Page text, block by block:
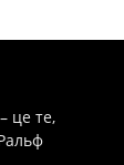
це те,